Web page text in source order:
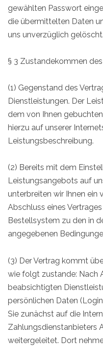
gewählten Passwort
die übermittelten Daten
uns unverzüglich gelöscht.
§ 3 Zustandekommen
(1) Gegenstand des
Dienstleistungen. Der
dem von Ihnen
hierzu auf unserer
Leistungsbeschreibung.
(2) Bereits mit dem
Leistungsangebots auf
unterbreiten wir Ihnen ein
Abschluss eines
Bestellsystem zu den in
angegebenen
(3) Der Vertrag kommt
wie folgt zustande: Nach
beabsichtigten
persönlichen Daten
Sie zunächst auf die
Zahlungsdienstanbieters
weitergeleitet. Dort